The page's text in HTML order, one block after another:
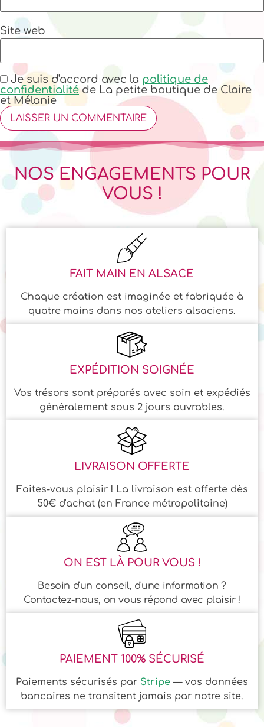
Site web
Je suis d'accord avec la politique de
confidentialitéde La petite boutique de Claire
et Mélanie
NOS ENGAGEMENTS POUR
VOUS !
FAIT MAIN EN ALSACE
Chaque création est imaginée et fabriquée à
quatre mains dans nos ateliers alsaciens.
EXPÉDITION SOIGNÉE
Vos trésors sont préparés avec soin et expédiés
généralement sous 2 jours ouvrables.
LIVRAISON OFFERTE
Faites-vous plaisir ! La livraison est offerte dès
50€ d'achat (en France métropolitaine)
ON EST LÀ POUR VOUS !
Besoin d'un conseil, d'une information ?
Contactez-nous, on vous répond avec plaisir !
PAIEMENT 100% SÉCURISÉ
Paiements sécurisés par Stripe — vos données
bancaires ne transitent jamais par notre site.